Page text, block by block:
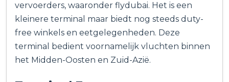
vervoerders, waaronder flydubai. Het is een
kleinere terminal maar biedt nog steeds duty-
free winkels en eetgelegenheden. Deze
terminal bedient voornamelijk vluchten binnen
het Midden-Oosten en Zuid-Azië.